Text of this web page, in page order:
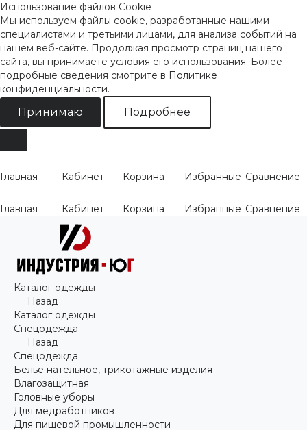
Использование файлов Cookie
Мы используем файлы cookie, разработанные нашими
специалистами и третьими лицами, для анализа событий на
нашем веб-сайте. Продолжая просмотр страниц нашего
сайта, вы принимаете условия его использования. Более
подробные сведения смотрите в Политике
конфиденциальности.
Принимаю Подробнее
Главная Кабинет Корзина Избранные Сравнение
Главная Кабинет Корзина Избранные Сравнение
Каталог одежды
Назад
Каталог одежды
Спецодежда
Назад
Спецодежда
Белье нательное, трикотажные изделия
Влагозащитная
Головные уборы
Для медработников
Для пищевой промышленности